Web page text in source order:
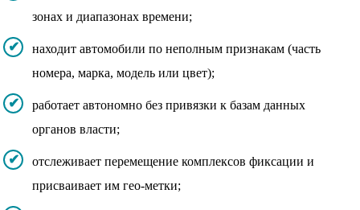
зонах и диапазонах времени;
находит автомобили по неполным признакам (часть
номера, марка, модель или цвет);
работает автономно без привязки к базам данных
органов власти;
отслеживает перемещение комплексов фиксации и
присваивает им гео-метки;